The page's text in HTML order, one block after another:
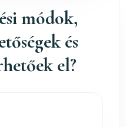
módok,
és
el?